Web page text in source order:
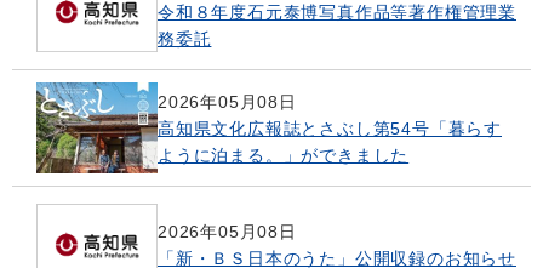
令和８年度石元泰博写真作品等著作権管理業
務委託
2026年05月08日
高知県文化広報誌とさぶし第54号「暮らす
ように泊まる。」ができました
2026年05月08日
「新・ＢＳ日本のうた」公開収録のお知らせ